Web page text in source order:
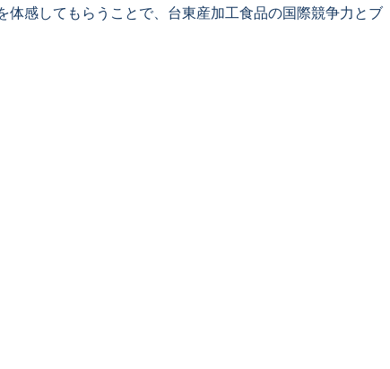
感してもらうことで、台東産加工食品の国際競争力とブ